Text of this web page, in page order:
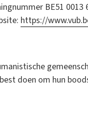
BE51
https://
doen om hun